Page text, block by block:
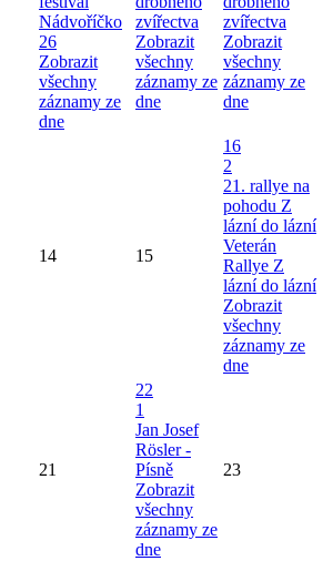
Nádvoříčko
26
Zobrazit
všechny
záznamy ze
dne
zvířectva
Zobrazit
všechny
záznamy ze
dne
zvířectva
Zobrazit
všechny
záznamy ze
dne
14 15
16
2
21. rallye na
pohodu Z
lázní do lázní
Veterán
Rallye Z
lázní do lázní
Zobrazit
všechny
záznamy ze
dne
21
22
1
Jan Josef
Rösler -
Písně
Zobrazit
všechny
záznamy ze
dne
23